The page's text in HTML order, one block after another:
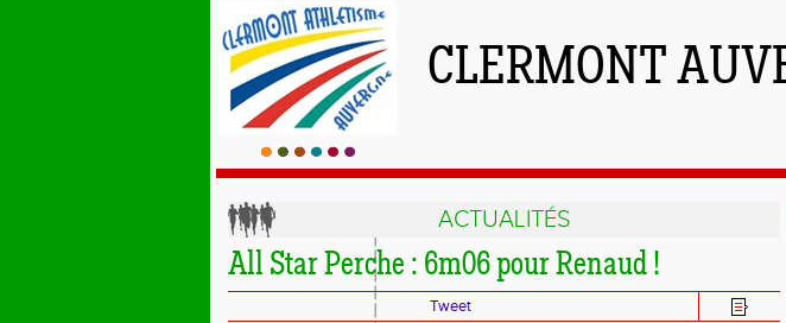
CLERMONT
ACTUALITÉS
All Star Perche : 6m06 pour Renaud !
Tweet